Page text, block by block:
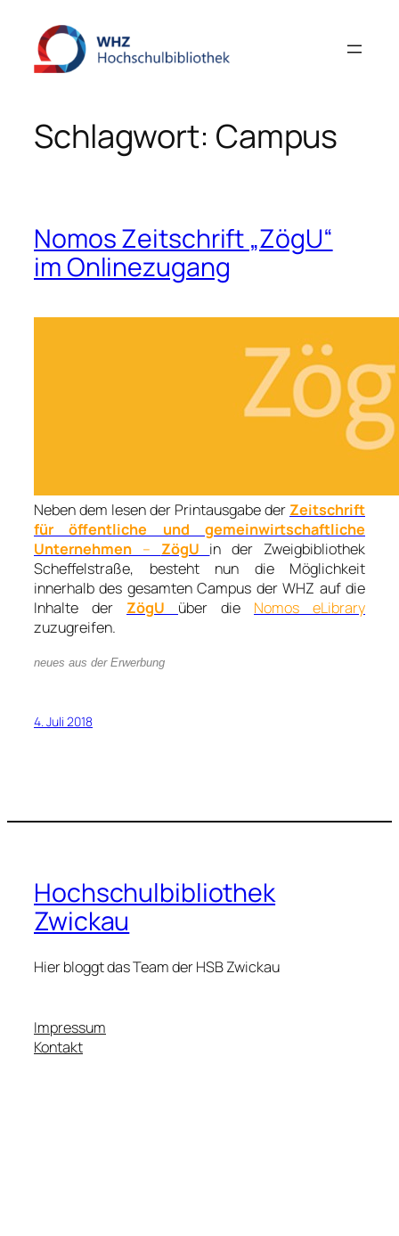
Inhalt
springen
Schlagwort: Campus
Nomos Zeitschrift „ZögU“
im Onlinezugang
Neben dem lesen der Printausgabe der Zeitschrift
für öffentliche und gemeinwirtschaftliche
Unternehmen – ZögU in der Zweigbibliothek
Scheffelstraße, besteht nun die Möglichkeit
innerhalb des gesamten Campus der WHZ auf die
Inhalte der ZögU über die Nomos eLibrary
zuzugreifen.
neues aus der Erwerbung
4. Juli 2018
Hochschulbibliothek
Zwickau
Hier bloggt das Team der HSB Zwickau
Impressum
Kontakt